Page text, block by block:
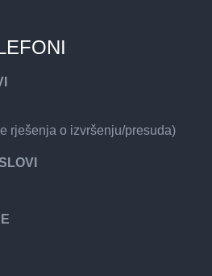
rješenja o izvršenju/presuda)